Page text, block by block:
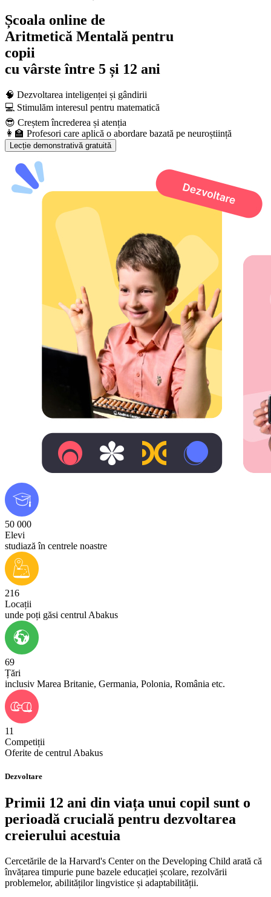
Școala online de
Aritmetică Mentală pentru
copii
cu vârsteîntre 5 și 12 ani
🧠 Dezvoltarea inteligenței și gândirii
💻 Stimulăm interesul pentru matematică
😎 Creștem încrederea și atenția
👩‍🏫 Profesori care aplică o abordare bazată pe neuroștiință
Lecție demonstrativă gratuită
50 000
Elevi
studiază în centrele noastre
216
Locații
unde poți găsi centrul Abakus
69
Țări
inclusiv Marea Britanie, Germania, Polonia, România etc.
11
Competiții
Oferite de centrul Abakus
Dezvoltare
Primii 12 ani din viața unui copil sunt o
perioadă crucială pentru dezvoltarea
creierului acestuia
Cercetările de la Harvard's Center on the Developing Child arată că
învățarea timpurie pune bazele educației școlare, rezolvării
problemelor, abilităților lingvistice și adaptabilității.